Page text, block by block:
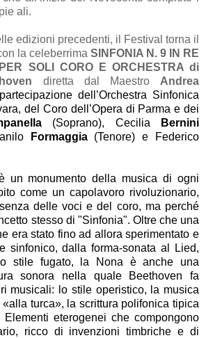
ali.
edizioni precedenti, il Festival torna il
la celeberrima SINFONIA N. 9 IN RE
SOLI CORO E ORCHESTRA di
diretta dal Maestro Andrea
dell’Orchestra Sinfonica
del Coro dell’Opera di Parma e dei
(Soprano), Cecilia
Bernini
Formaggia(Tenore) e Federico
un monumento della musica di ogni
come un capolavoro rivoluzionario,
delle voci e del coro, ma perché
stesso di "Sinfonia". Oltre che una
era stato fino ad allora sperimentato e
sinfonico, dalla forma-sonata al Lied,
stile fugato, la Nona è anche una
sonora nella quale Beethoven fa
musicali: lo stile operistico, la musica
turca», la scrittura polifonica tipica
eterogenei che compongono
ricco di invenzioni timbriche e di